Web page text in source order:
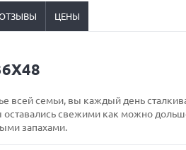
ЦЕНЫ
всей семьи, вы каждый день
оставались свежими как можно
запахами.